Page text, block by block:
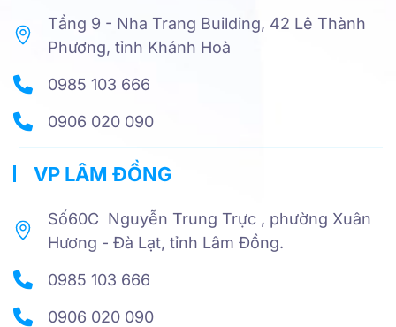
Tầng 9 - Nha Trang Building, 42 Lê Thành
Phương, tỉnh Khánh Hoà
0985 103 666
0906 020 090
VP LÂM ĐỒNG
Số60C Nguyễn Trung Trực , phường Xuân
Hương - Đà Lạt, tỉnh Lâm Đồng.
0985 103 666
0906 020 090